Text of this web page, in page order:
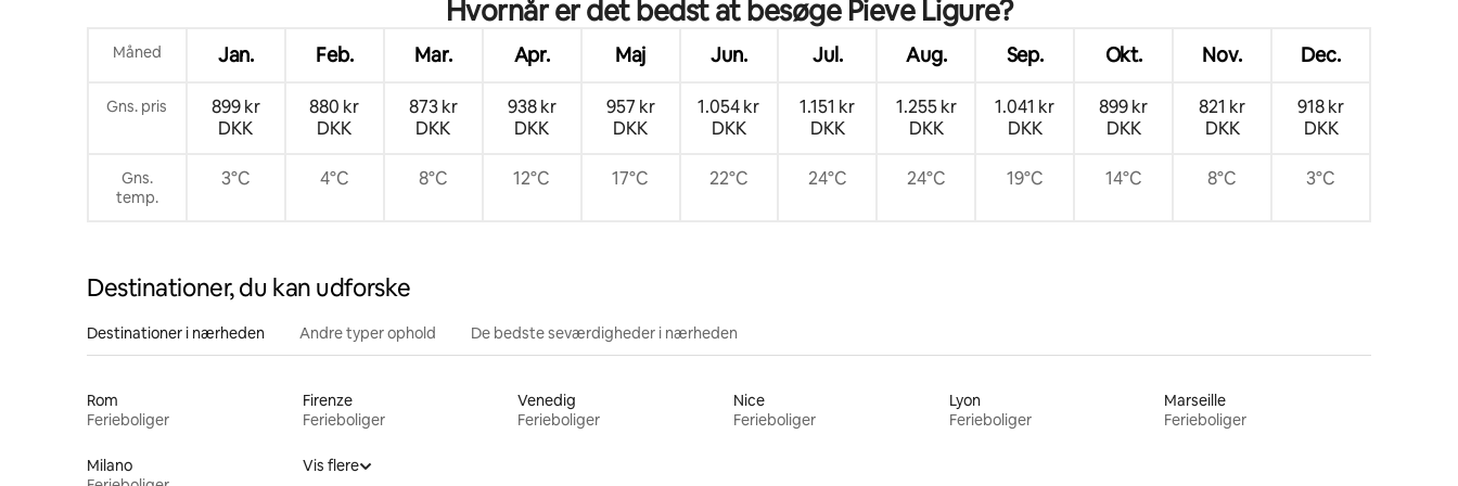
Hvornår er det bedst at besøge Pieve Ligure?
Måned Jan. Feb. Mar. Apr. Maj Jun. Jul. Aug. Sep. Okt. Nov. Dec.
Gns. pris
899 kr
DKK
880 kr
DKK
873 kr
DKK
938 kr
DKK
957 kr
DKK
1.054 kr
DKK
1.151 kr
DKK
1.255 kr
DKK
1.041 kr
DKK
899 kr
DKK
821 kr
DKK
918 kr
DKK
Gns.
temp.
3°C 4°C 8°C 12°C 17°C 22°C 24°C 24°C 19°C 14°C 8°C 3°C
Destinationer, du kan udforske
Destinationer i nærheden Andre typer ophold De bedste seværdigheder i nærheden
Rom
Ferieboliger
Firenze
Ferieboliger
Venedig
Ferieboliger
Nice
Ferieboliger
Lyon
Ferieboliger
Marseille
Ferieboliger
Milano
Vis flere